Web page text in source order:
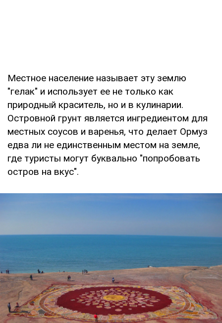
Местное население называет эту землю
"гелак" и использует ее не только как
природный краситель, но и в кулинарии.
Островной грунт является ингредиентом для
местных соусов и варенья, что делает Ормуз
едва ли не единственным местом на земле,
где туристы могут буквально "попробовать
остров на вкус".